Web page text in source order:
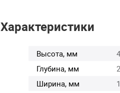
Характеристики
Высота, мм
Глубина, мм
Ширина, мм